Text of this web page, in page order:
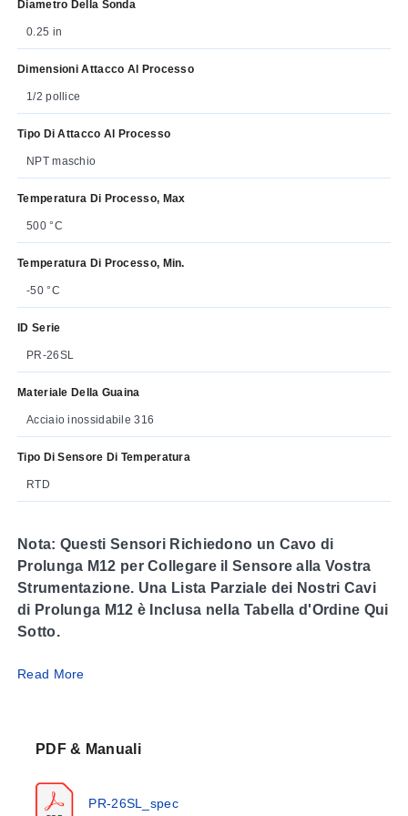
Diametro Della Sonda
0.25 in
Dimensioni Attacco Al Processo
1/2 pollice
Tipo Di Attacco Al Processo
NPT maschio
Temperatura Di Processo, Max
500 °C
Temperatura Di Processo, Min.
-50 °C
ID Serie
PR-26SL
Materiale Della Guaina
Acciaio inossidabile 316
Tipo Di Sensore Di Temperatura
RTD
Nota: Questi Sensori Richiedono un Cavo di
Prolunga M12 per Collegare il Sensore alla Vostra
Strumentazione. Una Lista Parziale dei Nostri Cavi
di Prolunga M12 è Inclusa nella Tabella d'Ordine Qui
Sotto.
I nostri sensori RTD con connessioni M12 consentono
dei problemi o sostituzione. Sono finiti i tempi in cui si
scollegare i cavi della sonda da morsetti a vite in una
testa di connessione per calibrare o sostituire il
Read More
PDF & Manuali
PR-26SL_spec